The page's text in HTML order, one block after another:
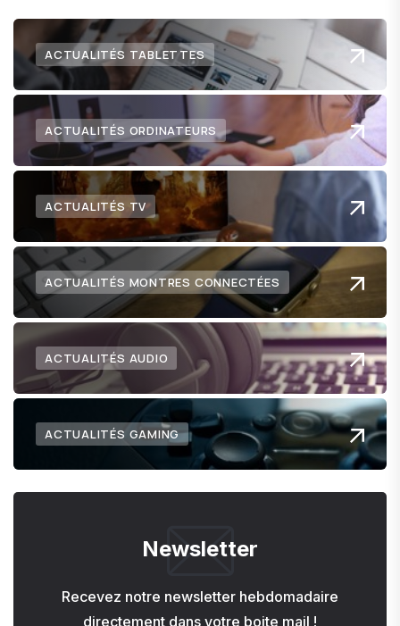
ACTUALITÉS TABLETTES
ACTUALITÉS ORDINATEURS
ACTUALITÉS TV
ACTUALITÉS MONTRES CONNECTÉES
ACTUALITÉS AUDIO
ACTUALITÉS GAMING
Newsletter
Recevez notre newsletter hebdomadaire
directement dans votre boite mail !